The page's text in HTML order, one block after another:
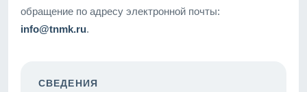
обращение по адресу электронной почты:
info@tnmk.ru.
СВЕДЕНИЯ